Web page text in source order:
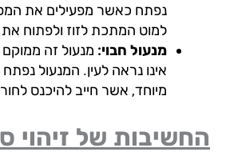
נפתח כאשר מפעילים את המפתח,
למוט המתכת לזוז ולפתוח את
מנעול חבוי:מנעול זה ממוקם
אינו נראה לעין. המנעול נפתח
מיוחד, אשר חייב להיכנס לחור
של זיהוי